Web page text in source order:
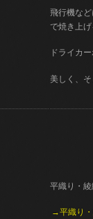
飛行機な
で焼き上げ
ドライカ
美しく、そ
平織り・綾
→平織り